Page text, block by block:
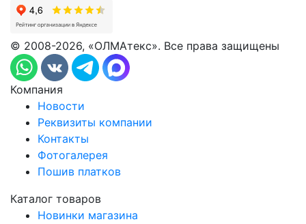
© 2008-2026, «ОЛМАтекс». Все права защищены
Компания
Новости
Реквизиты компании
Контакты
Фотогалерея
Пошив платков
Каталог товаров
Новинки магазина